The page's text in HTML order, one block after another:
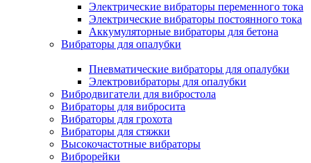
Электрические вибраторы переменного тока
Электрические вибраторы постоянного тока
Аккумуляторные вибраторы для бетона
Вибраторы для опалубки
Пневматические вибраторы для опалубки
Электровибраторы для опалубки
Вибродвигатели для вибростола
Вибраторы для вибросита
Вибраторы для грохота
Вибраторы для стяжки
Высокочастотные вибраторы
Виброрейки